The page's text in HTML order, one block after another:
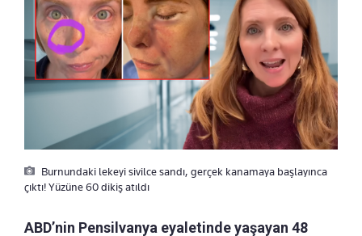
Burnundaki lekeyi sivilce sandı, gerçek kanamaya başlayınca
çıktı! Yüzüne 60 dikiş atıldı
ABD’nin Pensilvanya eyaletinde yaşayan 48